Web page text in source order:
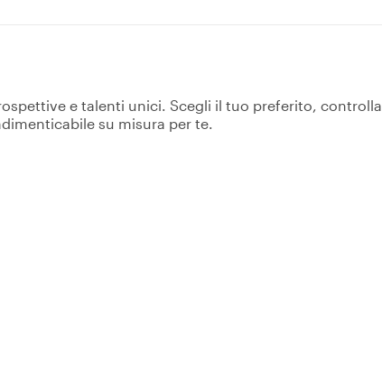
e talenti unici. Scegli il tuo preferito, controlla
su misura per te.